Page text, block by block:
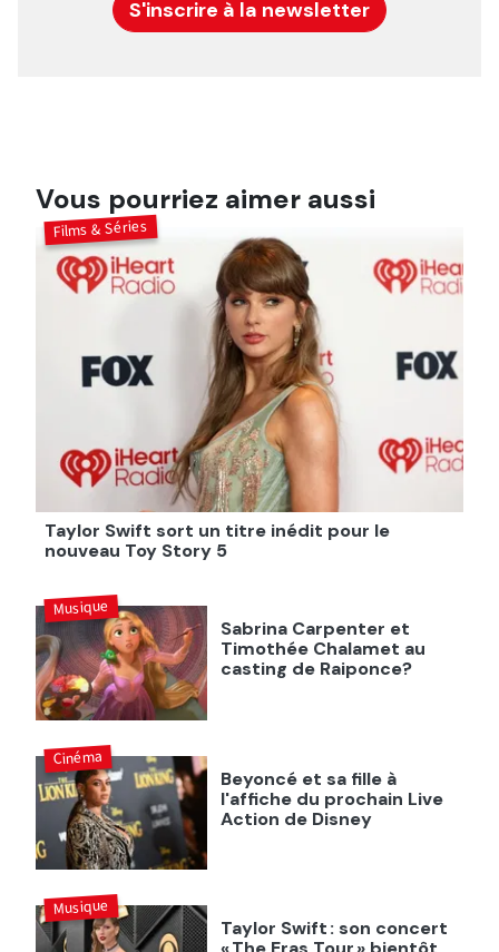
S'inscrire à la newsletter
Vous pourriez aimer aussi
Taylor Swift sort un titre inédit pour le
nouveau Toy Story 5
Films & Séries
Sabrina Carpenter et
Timothée Chalamet au
casting de Raiponce?
Musique
Beyoncé et sa fille à
l'affiche du prochain Live
Action de Disney
Cinéma
Taylor Swift : son concert
Musique